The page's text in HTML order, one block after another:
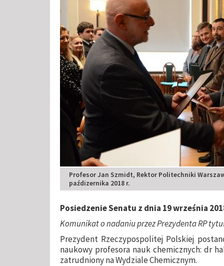
Profesor Jan Szmidt, Rektor Politechniki
paźdizernika 2018 r.
Posiedzenie Senatu z dnia 19 września
Komunikat o nadaniu przez Prezydenta RP
Prezydent Rzeczypospolitej Polskiej
naukowy profesora nauk chemicznych: dr
zatrudniony na Wydziale Chemicznym.